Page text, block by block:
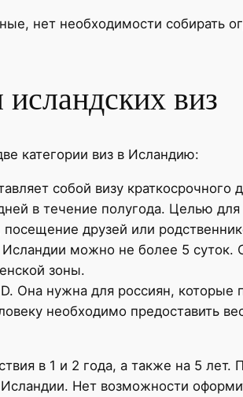
нет необходимости собирать
виз
категории виз в Исландию:
собой визу краткосрочного
в течение полугода. Целью
посещение друзей или
Исландии можно не более 5
зоны.
Она нужна для россиян,
необходимо предоставить
в 1 и 2 года, а также на 5
Нет возможности